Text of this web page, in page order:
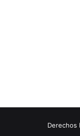
Derechos